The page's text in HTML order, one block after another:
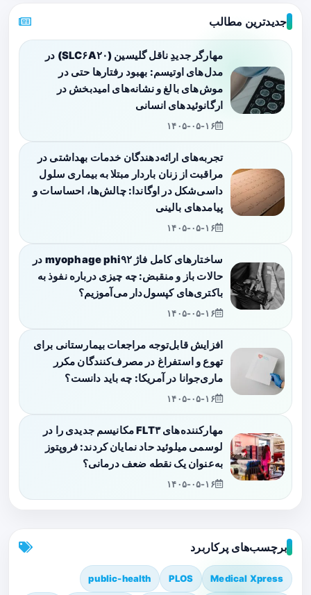
جدیدترین مطالب
مهارگر جدیدِ ناقل گلیسین (SLC۶A۲۰) در
مدل‌های اوتیسم: بهبود رفتارها حتی در
موش‌های بالغ و نشانه‌های امیدبخش در
ارگانوئیدهای انسانی
۱۴۰۵-۰۵-۱۶
تجربه‌های ارائه‌دهندگان خدمات بهداشتی در
مراقبت از زنان باردار مبتلا به بیماری سلول
داسی‌شکل در اوگاندا: چالش‌ها، احساسات و
پیامدهای بالینی
۱۴۰۵-۰۵-۱۶
ساختارهای کامل فاژ myophage phi۹۲ در
حالات باز و منقبض: چه چیزی درباره نفوذ به
باکتری‌های کپسول‌دار می‌آموزیم؟
۱۴۰۵-۰۵-۱۶
افزایش قابل‌توجه مراجعات بیمارستانی برای
تهوع و استفراغ در مصرف‌کنندگان مکرر
ماری‌جوانا در آمریکا: چه باید دانست؟
۱۴۰۵-۰۵-۱۶
مهارکننده‌های FLT۳ مکانیسم جدیدی را در
لوسمی میلوئید حاد نمایان کردند: فروپتوز
به‌عنوان یک نقطه ضعف درمانی؟
۱۴۰۵-۰۵-۱۶
برچسب‌های پرکاربرد
Medical Xpress
PLOS
public-health